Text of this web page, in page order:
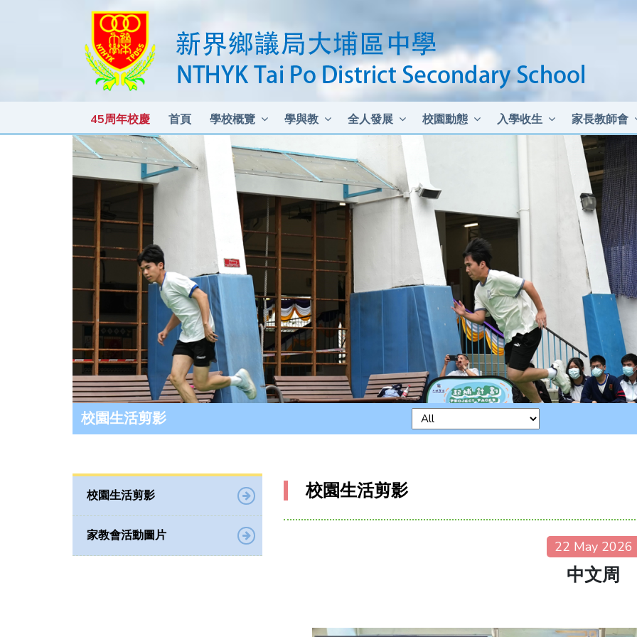
45周年校慶 首頁 學校概覽 學與教 全人發展 校園動態 入學收生 家長教師會
校園生活剪影
校園生活剪影
家教會活動圖片
校園生活剪影
22 May 2026
中文周